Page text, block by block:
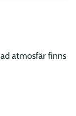
atmosfär finns